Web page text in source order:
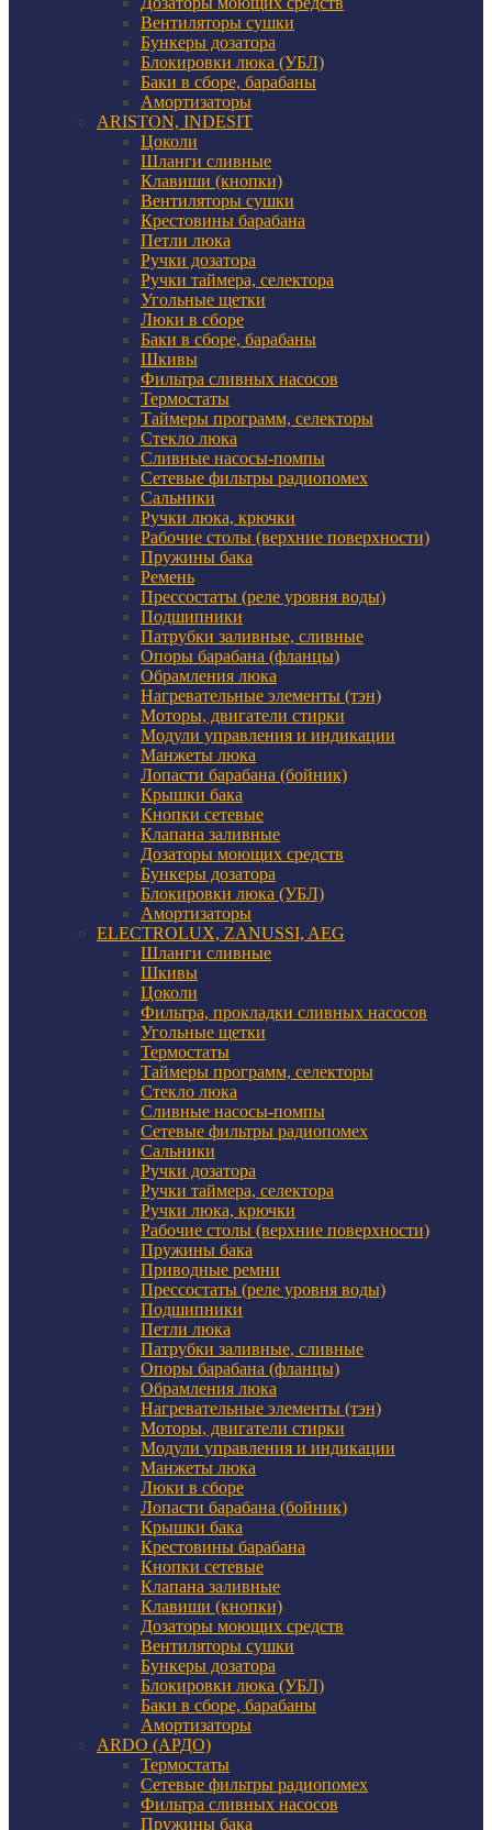
Вентиляторы сушки
Бункеры дозатора
Блокировки люка (УБЛ)
Баки в сборе, барабаны
Амортизаторы
ARISTON, INDESIT
Цоколи
Шланги сливные
Клавиши (кнопки)
Вентиляторы сушки
Крестовины барабана
Петли люка
Ручки дозатора
Ручки таймера, селектора
Угольные щетки
Люки в сборе
Баки в сборе, барабаны
Шкивы
Фильтра сливных насосов
Термостаты
Таймеры программ, селекторы
Стекло люка
Сливные насосы-помпы
Сетевые фильтры радиопомех
Сальники
Ручки люка, крючки
Рабочие столы (верхние поверхности)
Пружины бака
Ремень
Прессостаты (реле уровня воды)
Подшипники
Патрубки заливные, сливные
Опоры барабана (фланцы)
Обрамления люка
Нагревательные элементы (тэн)
Моторы, двигатели стирки
Модули управления и индикации
Манжеты люка
Лопасти барабана (бойник)
Крышки бака
Кнопки сетевые
Клапана заливные
Дозаторы моющих средств
Бункеры дозатора
Блокировки люка (УБЛ)
Амортизаторы
ELECTROLUX, ZANUSSI, AEG
Шланги сливные
Шкивы
Цоколи
Фильтра, прокладки сливных насосов
Угольные щетки
Термостаты
Таймеры программ, селекторы
Стекло люка
Сливные насосы-помпы
Сетевые фильтры радиопомех
Сальники
Ручки дозатора
Ручки таймера, селектора
Ручки люка, крючки
Рабочие столы (верхние поверхности)
Пружины бака
Приводные ремни
Прессостаты (реле уровня воды)
Подшипники
Петли люка
Патрубки заливные, сливные
Опоры барабана (фланцы)
Обрамления люка
Нагревательные элементы (тэн)
Моторы, двигатели стирки
Модули управления и индикации
Манжеты люка
Люки в сборе
Лопасти барабана (бойник)
Крышки бака
Крестовины барабана
Кнопки сетевые
Клапана заливные
Клавиши (кнопки)
Дозаторы моющих средств
Вентиляторы сушки
Бункеры дозатора
Блокировки люка (УБЛ)
Баки в сборе, барабаны
Амортизаторы
ARDO (АРДО)
Термостаты
Сетевые фильтры радиопомех
Фильтра сливных насосов
Пружины бака